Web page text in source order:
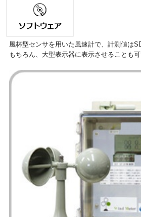
風杯型センサを用いた風速計で、計測値は
もちろん、大型表示器に表示させることも可